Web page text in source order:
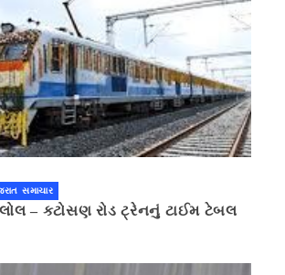
સમાચાર
– કટોસણ રોડ ટ્રેનનું ટાઈમ ટેબલ